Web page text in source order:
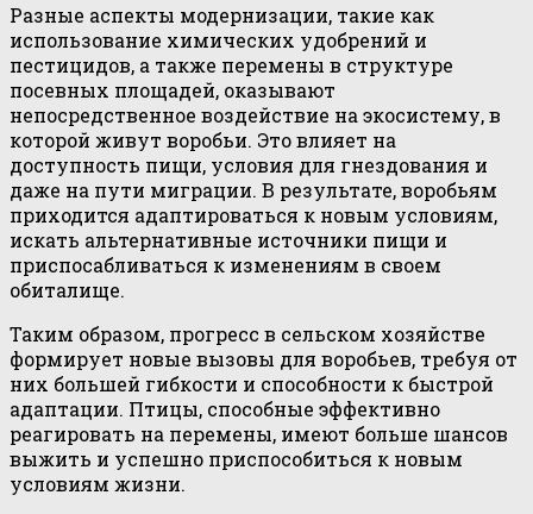
Разные аспекты модернизации, такие как
использование химических удобрений и
пестицидов, а также перемены в структуре
посевных площадей, оказывают
непосредственное воздействие на экосистему, в
которой живут воробьи. Это влияет на
доступность пищи, условия для гнездования и
даже на пути миграции. В результате, воробьям
приходится адаптироваться к новым условиям,
искать альтернативные источники пищи и
приспосабливаться к изменениям в своем
обиталище.
Таким образом, прогресс в сельском хозяйстве
формирует новые вызовы для воробьев, требуя от
них большей гибкости и способности к быстрой
адаптации. Птицы, способные эффективно
реагировать на перемены, имеют больше шансов
выжить и успешно приспособиться к новым
условиям жизни.